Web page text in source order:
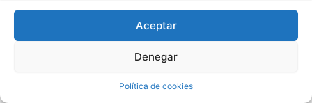
Aceptar
Denegar
Política de cookies
Todos los derechos © 2026 San Miguel De Los Bancos |